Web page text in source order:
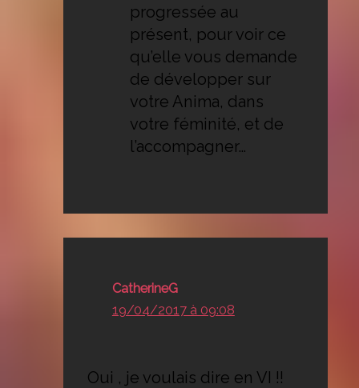
progressée au
présent, pour voir ce
qu’elle vous demande
de développer sur
votre Anima, dans
votre féminité, et de
l’accompagner…
CatherineG
19/04/2017 à 09:08
Oui , je voulais dire en VI !!